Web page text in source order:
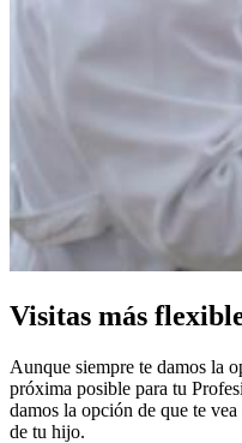
Visitas más
Aunque siempre te damos la
próxima posible para tu
damos la opción de que te
de tu hijo.